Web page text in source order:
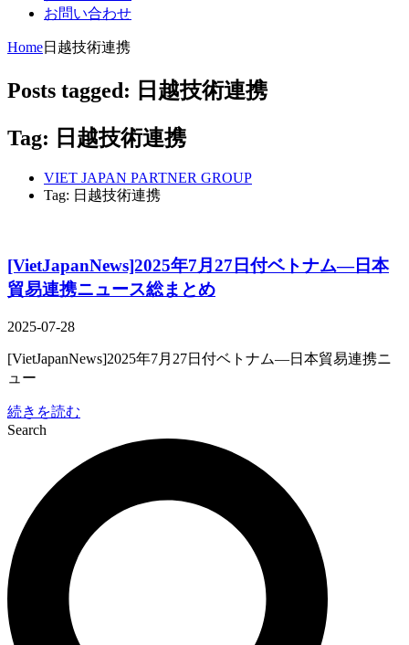
お問い合わせ
Home日越技術連携
Posts tagged: 日越技術連携
Tag: 日越技術連携
VIET JAPAN PARTNER GROUP
Tag: 日越技術連携
[VietJapanNews]2025年7月27日付ベトナム―日本
貿易連携ニュース総まとめ
2025-07-28
[VietJapanNews]2025年7月27日付ベトナム―日本貿易連携ニ
ュー
続きを読む
Search